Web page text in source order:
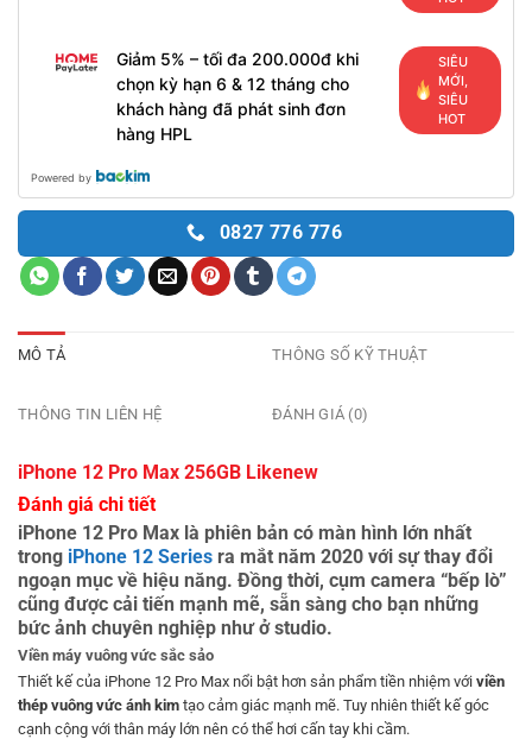
Giảm 5% – tối đa 200.000đ khi
chọn kỳ hạn 6 & 12 tháng cho
khách hàng đã phát sinh đơn
hàng HPL
SIÊU
MỚI,
SIÊU
HOT
Powered by
0827 776 776
MÔ TẢ
ĐÁNH GIÁ (0)
THÔNG SỐ KỸ THUẬT
THÔNG TIN LIÊN HỆ
iPhone 12 Pro Max 256GB Likenew
Đánh giá chi tiết
iPhone 12 Pro Max là phiên bản có màn hình lớn nhất
trong iPhone 12 Series ra mắt năm 2020 với sự thay đổi
ngoạn mục về hiệu năng. Đồng thời, cụm camera “bếp lò”
cũng được cải tiến mạnh mẽ, sẵn sàng cho bạn những
bức ảnh chuyên nghiệp như ở studio.
Viền máy vuông vức sắc sảo
Thiết kế của iPhone 12 Pro Max nổi bật hơn sản phẩm tiền nhiệm với viền
thép vuông vức ánh kim tạo cảm giác mạnh mẽ. Tuy nhiên thiết kế góc
cạnh cộng với thân máy lớn nên có thể hơi cấn tay khi cầm.